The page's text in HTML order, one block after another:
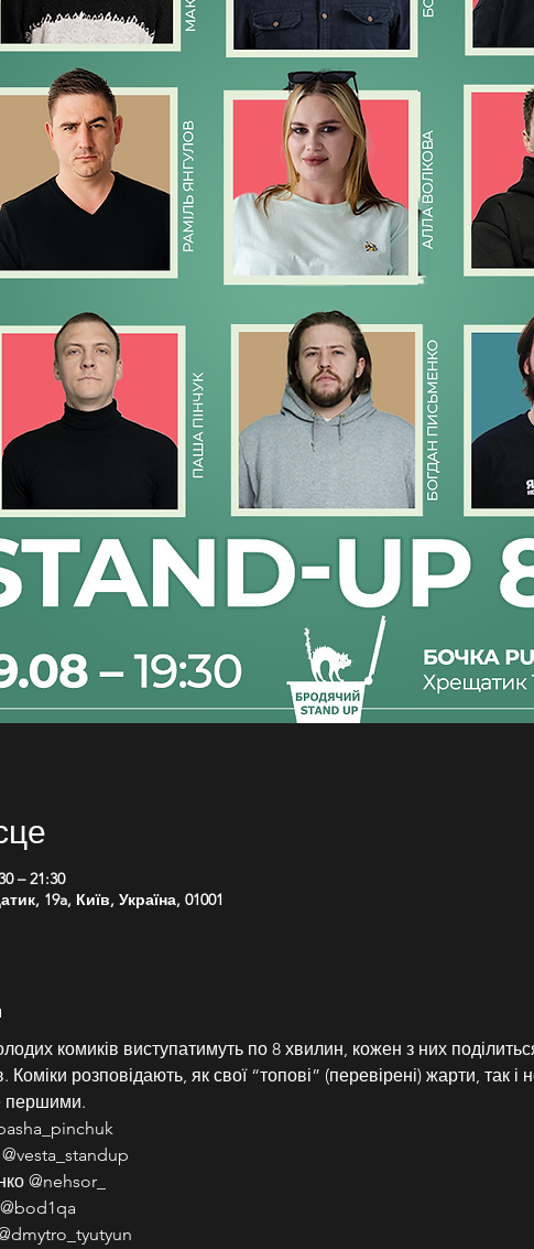
– 21:30
19a, Київ, Україна, 01001
комиків виступатимуть по 8 хвилин, кожен з них
розповідають, як свої “топові” (перевірені) жарти, так і
першими.
@nehsor_